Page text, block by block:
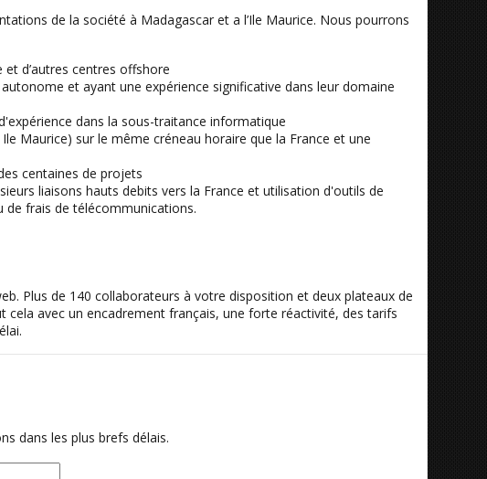
de la société à Madagascar et a l’Ile Maurice. Nous pourrons
d’autres centres offshore
et ayant une expérience significative dans leur domaine
dans la sous-traitance informatique
Maurice) sur le même créneau horaire que la France et une
centaines de projets
liaisons hauts debits vers la France et utilisation d'outils de
frais de télécommunications.
Plus de 140 collaborateurs à votre disposition et deux plateaux de
cela avec un encadrement français, une forte réactivité, des tarifs
dans les plus brefs délais.